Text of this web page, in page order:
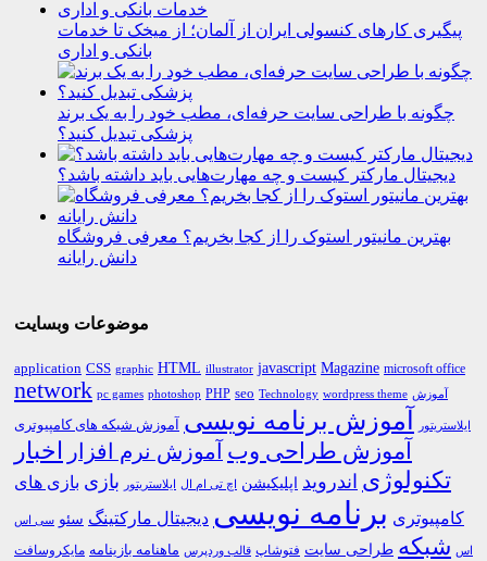
پیگیری کارهای کنسولی ایران از آلمان؛ از میخک تا خدمات
بانکی و اداری
چگونه با طراحی سایت حرفه‌ای، مطب خود را به یک برند
پزشکی تبدیل کنید؟
دیجیتال مارکتر کیست و چه مهارت‌هایی باید داشته باشد؟
بهترین مانیتور استوک را از کجا بخریم؟ معرفی فروشگاه
دانش رایانه
موضوعات وبسایت
application CSS graphic HTML illustrator javascript Magazine microsoft office
network pc games photoshop PHP seo Technology wordpress theme آموزش
ایلاستریتور آموزش برنامه نویسی آموزش شبکه های کامپیوتری
آموزش طراحی وب آموزش نرم افزار اخبار
تکنولوژی اندروید اپلیکیشن اچ تی ام ال ایلاستریتور بازی بازی های
کامپیوتری برنامه نویسی دیجیتال مارکتینگ سئو سی اس
اس شبکه طراحی سایت فتوشاپ قالب وردپرس ماهنامه بازینامه مایکروسافت